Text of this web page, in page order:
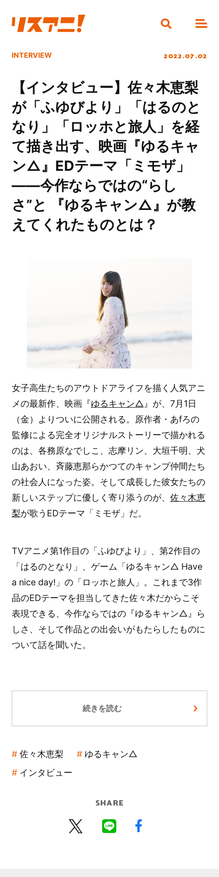
INTERVIEW 2022.07.02
【インタビュー】佐々木恵梨
が「ふゆびより」「はるのと
なり」「ロッホと旅人」を経
て描き出す、映画『ゆるキャ
ン△』EDテーマ「ミモザ」
――今作ならではの“らし
さ”と 『ゆるキャン△』が教
えてくれたものとは？
女子高生たちのアウトドアライフを描く人気アニ
メの最新作、映画『ゆるキャン△ 』が、7月1日
（金）よりついに公開される。原作者・あfろの
監修による完全オリジナルストーリーで描かれる
のは、各務原なでしこ、志摩リン、大垣千明、犬
山あおい、斉藤恵那らかつてのキャンプ仲間たち
の社会人になった姿。そして成長した彼女たちの
新しいステップに優しく寄り添うのが、 佐々木恵
梨が歌うEDテーマ「ミモザ」だ。
TVアニメ第1作目の「ふゆびより」、第2作目の
「はるのとなり」、ゲーム「ゆるキャン△ Have
a nice day!」の「ロッホと旅人」。これまで3作
品のEDテーマを担当してきた佐々木だからこそ
表現できる、今作ならではの『ゆるキャン△』ら
しさ、そして作品との出会いがもたらしたものに
ついて話を聞いた。
続きを読む
佐々木恵梨
ゆるキャン△
インタビュー
SHARE